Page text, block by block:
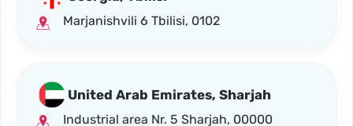
Marjanishvili 6 Tbilisi, 0102
United Arab Emirates, Sharjah
Industrial area Nr. 5 Sharjah, 00000